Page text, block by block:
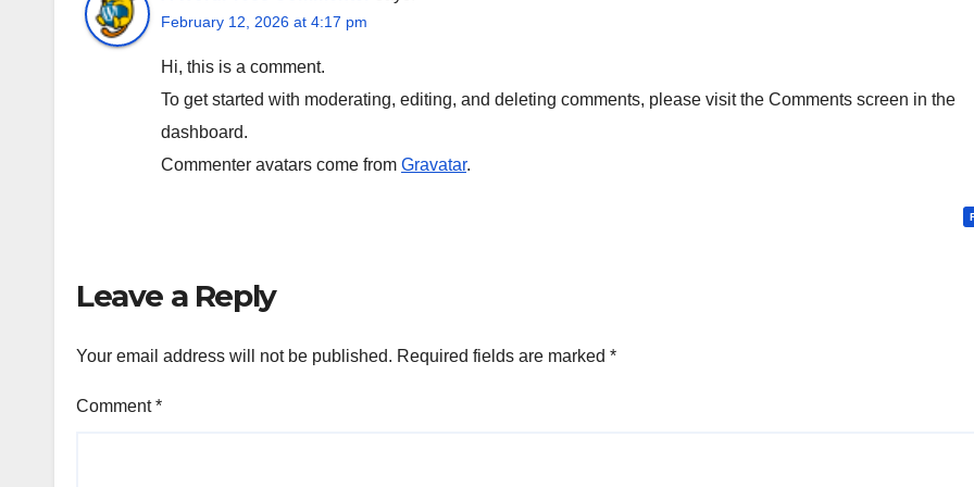
February 12, 2026 at 4:17 pm
Hi, this is a comment.
To get started with moderating, editing, and deleting comments, please visit the Comments screen in the
dashboard.
Commenter avatars come from Gravatar.
Leave a Reply
Your email address will not be published. Required fields are marked *
Comment*